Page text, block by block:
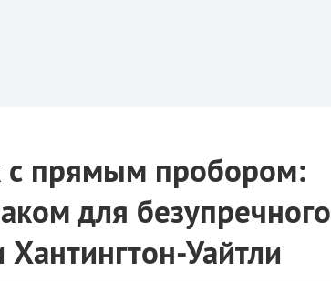
с прямым пробором:
для безупречного
Хантингтон-Уайтли